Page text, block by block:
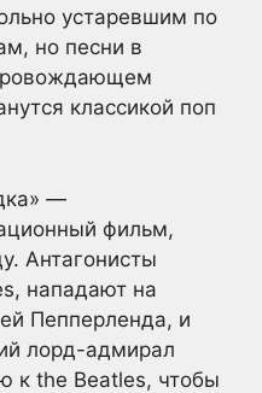
устаревшим по
но песни в
классикой поп
—
фильм,
Антагонисты
нападают на
Пепперленда, и
лорд-адмирал
к the Beatles, чтобы